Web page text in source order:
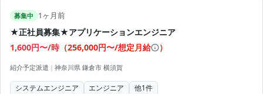
募集中 1ヶ月前
★正社員募集★アプリケーションエンジニア
1,600円〜/時（256,000円〜/想定月給 ）
紹介予定派遣 | 神奈川県 鎌倉市 横須賀
システムエンジニア エンジニア 他1件